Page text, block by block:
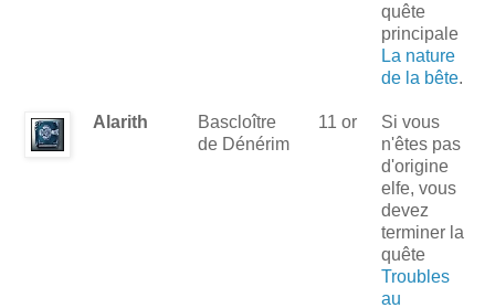
quête
principale
La nature
de la bête.
Alarith
Bascloître
de Dénérim
11 or
Si vous
n'êtes pas
d'origine
elfe, vous
devez
terminer la
quête
Troubles
au